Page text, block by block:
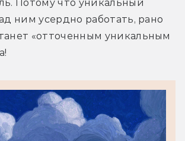
Потому что уникальный
ним усердно работать, рано
«отточенным уникальным